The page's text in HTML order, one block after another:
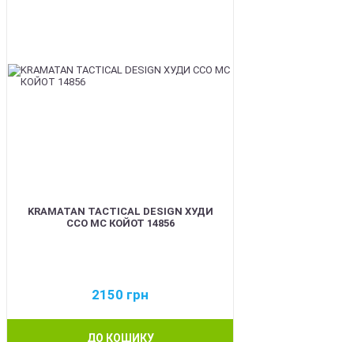
KRAMATAN TACTICAL DESIGN ХУДИ
ССО МС КОЙОТ 14856
2150 грн
ДО КОШИКУ